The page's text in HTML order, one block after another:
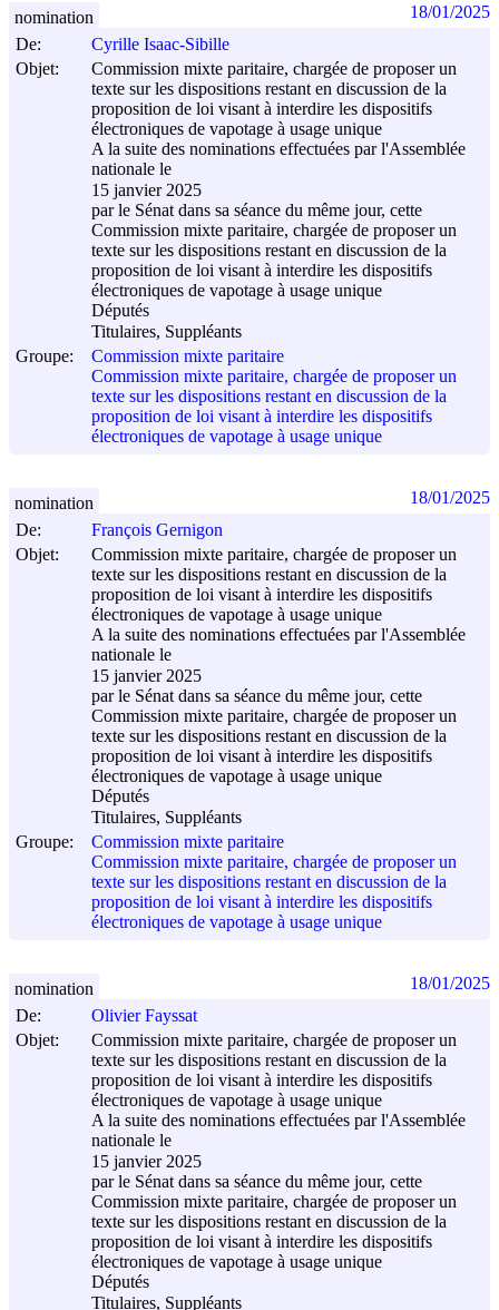
De:
Cyrille Isaac-Sibille
Objet:
Commission mixte paritaire, chargée de proposer un
texte sur les dispositions restant en discussion de la
proposition de loi visant à interdire les dispositifs
électroniques de vapotage à usage unique
A la suite des nominations effectuées par l'Assemblée
nationale le
15 janvier 2025
par le Sénat dans sa séance du même jour, cette
Commission mixte paritaire, chargée de proposer un
texte sur les dispositions restant en discussion de la
proposition de loi visant à interdire les dispositifs
électroniques de vapotage à usage unique
Députés
Titulaires, Suppléants
Groupe:
Commission mixte paritaire
Commission mixte paritaire, chargée de proposer un
texte sur les dispositions restant en discussion de la
proposition de loi visant à interdire les dispositifs
électroniques de vapotage à usage unique
nomination 18/01/2025
De:
François Gernigon
Objet:
Commission mixte paritaire, chargée de proposer un
texte sur les dispositions restant en discussion de la
proposition de loi visant à interdire les dispositifs
électroniques de vapotage à usage unique
A la suite des nominations effectuées par l'Assemblée
nationale le
15 janvier 2025
par le Sénat dans sa séance du même jour, cette
Commission mixte paritaire, chargée de proposer un
texte sur les dispositions restant en discussion de la
proposition de loi visant à interdire les dispositifs
électroniques de vapotage à usage unique
Députés
Titulaires, Suppléants
Groupe:
Commission mixte paritaire
Commission mixte paritaire, chargée de proposer un
texte sur les dispositions restant en discussion de la
proposition de loi visant à interdire les dispositifs
électroniques de vapotage à usage unique
nomination 18/01/2025
De:
Olivier Fayssat
Objet:
Commission mixte paritaire, chargée de proposer un
texte sur les dispositions restant en discussion de la
proposition de loi visant à interdire les dispositifs
électroniques de vapotage à usage unique
A la suite des nominations effectuées par l'Assemblée
nationale le
15 janvier 2025
par le Sénat dans sa séance du même jour, cette
Commission mixte paritaire, chargée de proposer un
texte sur les dispositions restant en discussion de la
proposition de loi visant à interdire les dispositifs
électroniques de vapotage à usage unique
Députés
Titulaires, Suppléants
nomination 18/01/2025